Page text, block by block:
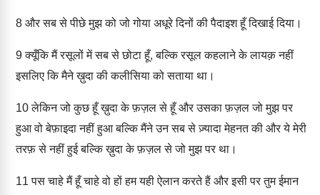
8 और सब से पीछे मुझ को जो गोया अधूरे दिनों की पैदाइश हूँ दिखाई दिया।
9क्यूँकि मैं रसूलों में सब से छोटा हूँ, बल्कि रसूल कहलाने के लायक़ नहीं
इसलिए कि मैने ख़ुदा की कलीसिया को सताया था।
10लेकिन जो कुछ हूँ ख़ुदा के फ़ज़ल से हूँ और उसका फ़ज़ल जो मुझ पर
हुआ वो बेफ़ाइदा नहीं हुआ बल्कि मैंने उन सब से ज़्यादा मेहनत की और ये मेरी
तरफ़ से नहीं हुई बल्कि ख़ुदा के फ़ज़ल से जो मुझ पर था।
11 पस चाहे मैं हूँ चाहे वो हों हम यही ऐलान करते हैं और इसी पर तुम ईमान